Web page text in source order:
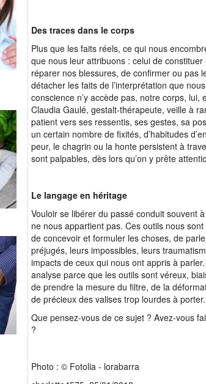
Des traces dans le corps
Plus que les faits réels, ce qui nous
que nous leur attribuons : celui de
réparer nos blessures, de confirmer ou pas
détacher les faits de l’interprétation que
conscience n’y accède pas, notre corps, lui,
Claudia Gaulé, gestalt-thérapeute, veille à
patient vers ses ressentis, ses gestes, sa
un certain nombre de fixités, d’habitudes
peur, le chagrin ou la honte persistent à
sont palpables, dès lors qu’on y prête
Le langage en héritage
Vouloir se libérer du passé conduit souvent
ne nous appartient pas. Ces outils nous
de concevoir et formuler les choses, de
préjugés, leurs impossibles, leurs
impacts de ceux qui nous ont appris à
analyse parce que les outils sont véreux,
de prendre la mesure du filtre, de la
de précieux des valises trop lourdes à
Que pensez-vous de ce sujet ? Avez-vous
?
Photo : © Fotolia - lorabarra